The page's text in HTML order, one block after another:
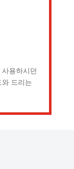
용하시던
드리는